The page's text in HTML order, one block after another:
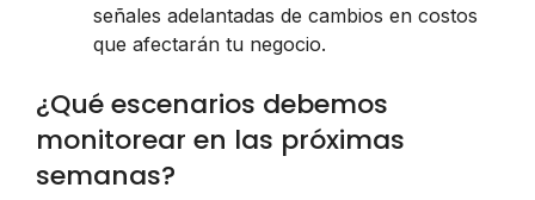
señales adelantadas de cambios en costos
que afectarán tu negocio.
¿Qué escenarios debemos
monitorear en las próximas
semanas?